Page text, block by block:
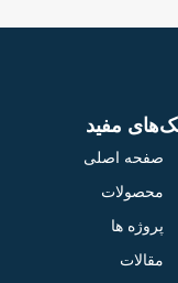
مفید
صفحه اصلی
محصولات
پروژه‌ ها
مقالات